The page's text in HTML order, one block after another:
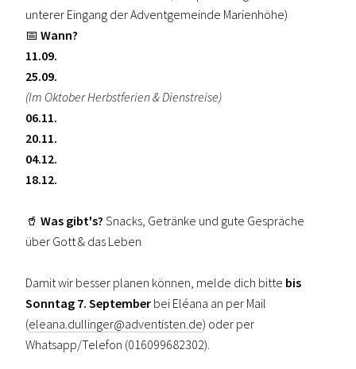
unterer Eingang der Adventgemeinde Marienhöhe)
📅 Wann?
11.09.
25.09.
(Im Oktober Herbstferien & Dienstreise)
06.11.
20.11.
04.12.
18.12.
🥤 Was gibt's? Snacks, Getränke und gute Gespräche
über Gott & das Leben
Damit wir besser planen können, melde dich bitte bis
Sonntag 7. September bei Eléana an per Mail
(eleana.dullinger@adventisten.de) oder per
Whatsapp/Telefon (016099682302).